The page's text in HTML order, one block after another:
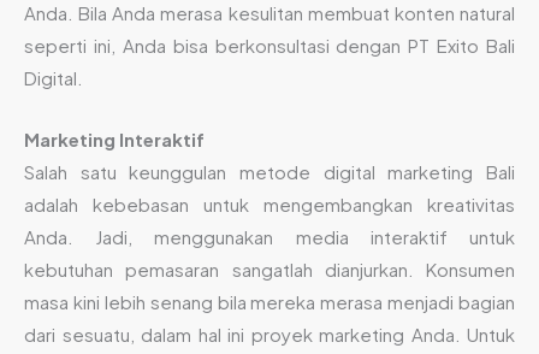
Anda. Bila Anda merasa kesulitan membuat konten natural
seperti ini, Anda bisa berkonsultasi dengan PT Exito Bali
Digital.
Marketing Interaktif
Salah satu keunggulan metode digital marketing Bali
adalah kebebasan untuk mengembangkan kreativitas
Anda. Jadi, menggunakan media interaktif untuk
kebutuhan pemasaran sangatlah dianjurkan. Konsumen
masa kini lebih senang bila mereka merasa menjadi bagian
dari sesuatu, dalam hal ini proyek marketing Anda. Untuk